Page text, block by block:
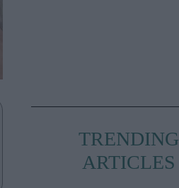
TRENDING
ARTICLES